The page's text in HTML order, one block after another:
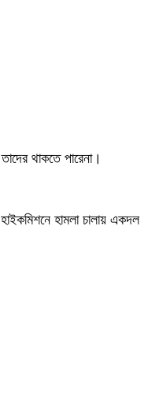
থাকতে পারেনা।
হামলা চালায় একদল